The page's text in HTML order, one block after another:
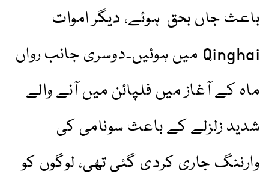
باعث جاں بحق ہوئے، دیگر اموات
Qinghai میں ہوئیں۔دوسری جانب رواں
ماہ کے آغاز میں فلپائن میں آنے والے
شدید زلزلے کے باعث سونامی کی
وارننگ جاری کردی گئی تھی، لوگوں کو